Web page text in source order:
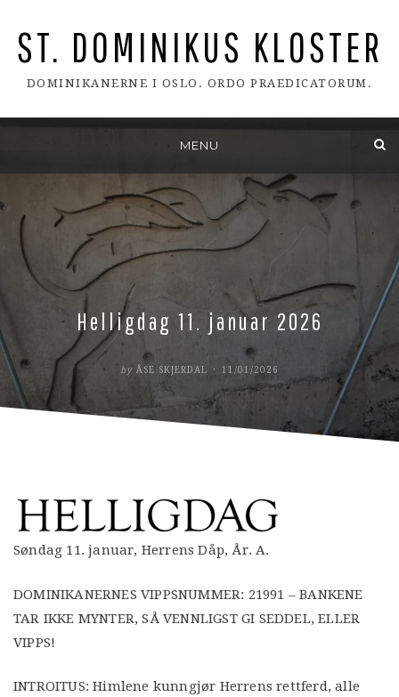
ST. DOMINIKUS KLOSTER
DOMINIKANERNE I OSLO. ORDO PRAEDICATORUM.
content
MENU
Helligdag 11. januar 2026
by ÅSE SKJERDAL
POSTED
11/01/2026
Søndag 11. januar, Herrens Dåp, År. A.
DOMINIKANERNES VIPPSNUMMER: 21991 – BANKENE
TAR IKKE MYNTER, SÅ VENNLIGST GI SEDDEL, ELLER
VIPPS!
INTROITUS: Himlene kunngjør Herrens rettferd, alle